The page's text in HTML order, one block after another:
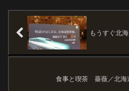
ると、階段付近の看板の絵にだ
れもが...
ス」
う
もうすぐ北
食事と喫茶 薔薇／北海